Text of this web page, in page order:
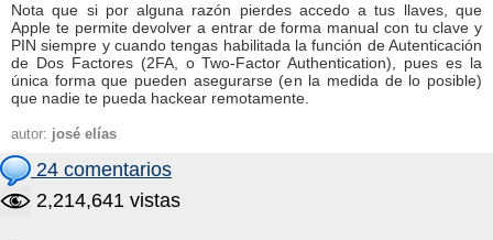
Nota que si por alguna razón pierdes accedo a tus llaves, que
Apple te permite devolver a entrar de forma manual con tu clave y
PIN siempre y cuando tengas habilitada la función de Autenticación
de Dos Factores (2FA, o Two-Factor Authentication), pues es la
única forma que pueden asegurarse (en la medida de lo posible)
que nadie te pueda hackear remotamente.
autor: josé elías
24 comentarios
2,214,641 vistas